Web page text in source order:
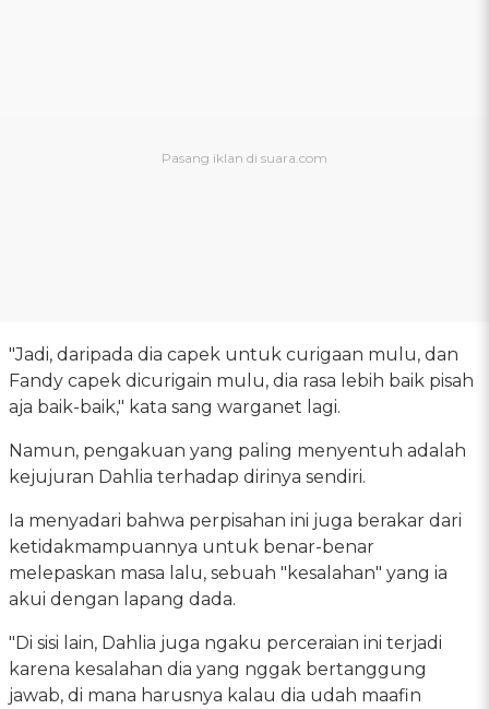
"Jadi, daripada dia capek untuk curigaan mulu, dan
Fandy capek dicurigain mulu, dia rasa lebih baik pisah
aja baik-baik," kata sang warganet lagi.
Namun, pengakuan yang paling menyentuh adalah
kejujuran Dahlia terhadap dirinya sendiri.
Ia menyadari bahwa perpisahan ini juga berakar dari
ketidakmampuannya untuk benar-benar
melepaskan masa lalu, sebuah "kesalahan" yang ia
akui dengan lapang dada.
"Di sisi lain, Dahlia juga ngaku perceraian ini terjadi
karena kesalahan dia yang nggak bertanggung
jawab, di mana harusnya kalau dia udah maafin